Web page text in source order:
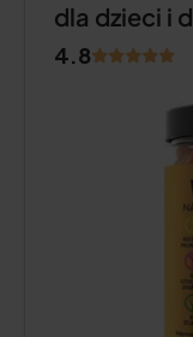
dla dzieci i
4.8